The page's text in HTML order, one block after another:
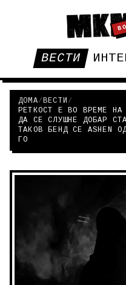
ВЕСТИ
ДОМА/ВЕСТИ /
РЕТКОСТ Е ВО ВРЕМЕ НА
ДА СЕ СЛУШНЕ ДОБАР
ТАКОВ БЕНД СЕ ASHEN
ГО